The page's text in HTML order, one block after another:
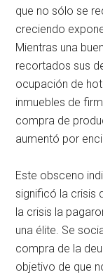
que no sólo se
creciendo
Mientras una
recortados sus
ocupación de
inmuebles de
compra de
aumentó por
Este obsceno
significó la crisis
la crisis la
una élite. Se
compra de la
objetivo de que